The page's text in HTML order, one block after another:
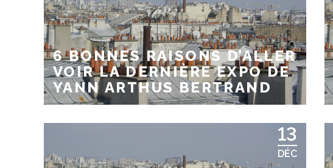
6 BONNES RAISONS D’ALLER
VOIR LA DERNIÈRE EXPO DE
YANN ARTHUS BERTRAND
13
DÉC